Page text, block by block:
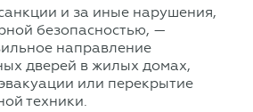
и за иные нарушения,
безопасностью, —
направление
дверей в жилых домах,
или перекрытие
техники.